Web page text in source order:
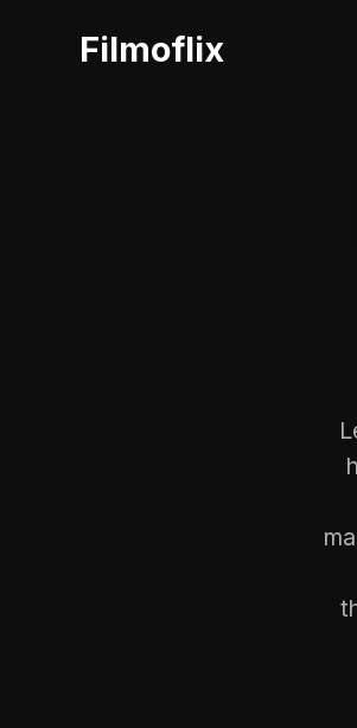
Filmoflix